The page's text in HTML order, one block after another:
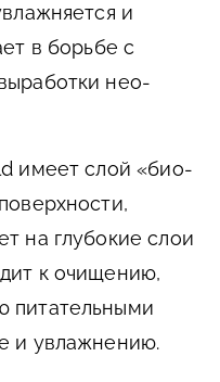
и
в борьбе с
нео-
имеет слой «био-
на глубокие слои
к очищению,
питательными
и увлажнению.